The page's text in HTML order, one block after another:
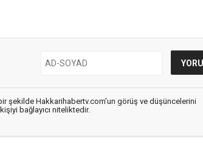
şekilde Hakkarihabertv.com’un görüş ve düşüncelerini
bağlayıcı niteliktedir.